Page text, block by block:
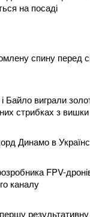
на посаді
спину перед
Байло виграли
стрибках з вишки
Динамо в
FPV-
каналу
результативну